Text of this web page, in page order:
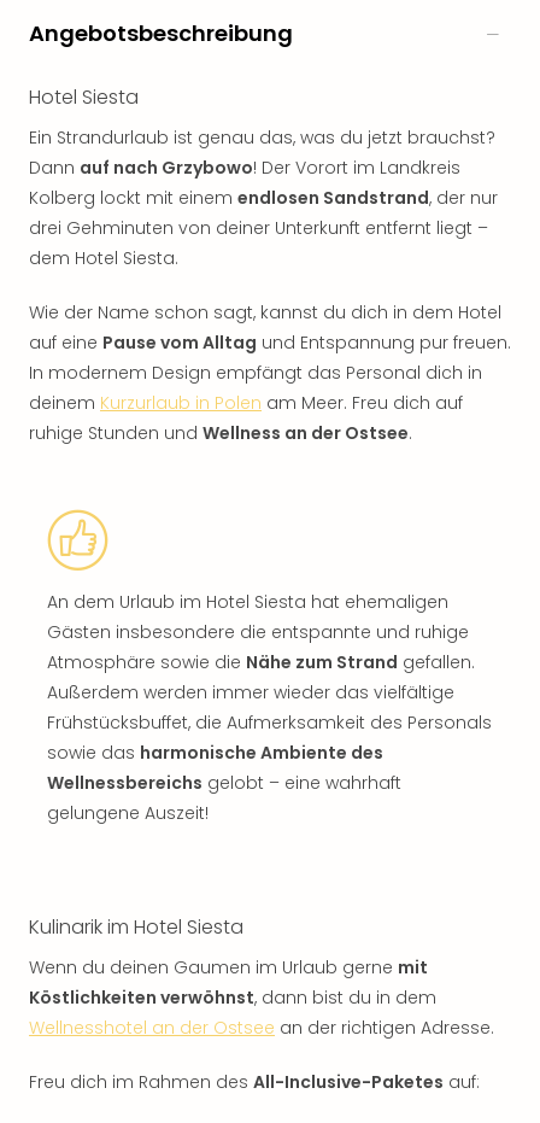
Angebotsbeschreibung
Hotel Siesta
Ein Strandurlaub ist genau das, was du jetzt brauchst?
Dann auf nach Grzybowo! Der Vorort im Landkreis
Kolberg lockt mit einem endlosen Sandstrand, der nur
drei Gehminuten von deiner Unterkunft entfernt liegt –
dem Hotel Siesta.
Wie der Name schon sagt, kannst du dich in dem Hotel
auf eine Pause vom Alltag und Entspannung pur freuen.
In modernem Design empfängt das Personal dich in
deinem Kurzurlaub in Polen am Meer. Freu dich auf
ruhige Stunden und Wellness an der Ostsee.
An dem Urlaub im Hotel Siesta hat ehemaligen
Gästen insbesondere die entspannte und ruhige
Atmosphäre sowie die Nähe zum Strand gefallen.
Außerdem werden immer wieder das vielfältige
Frühstücksbuffet, die Aufmerksamkeit des Personals
sowie das harmonische Ambiente des
Wellnessbereichs gelobt – eine wahrhaft
gelungene Auszeit!
Kulinarik im Hotel Siesta
Wenn du deinen Gaumen im Urlaub gerne mit
Köstlichkeiten verwöhnst, dann bist du in dem
Wellnesshotel an der Ostsee an der richtigen Adresse.
Freu dich im Rahmen des All-Inclusive-Paketes auf: